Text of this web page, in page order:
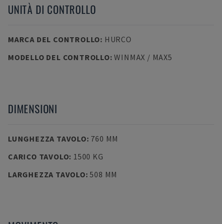
UNITÀ DI CONTROLLO
MARCA DEL CONTROLLO: HURCO
MODELLO DEL CONTROLLO:WINMAX / MAX5
DIMENSIONI
LUNGHEZZA TAVOLO: 760 MM
CARICO TAVOLO: 1500 KG
LARGHEZZA TAVOLO:508 MM